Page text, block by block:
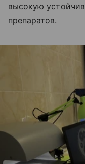
высокую
препаратов.